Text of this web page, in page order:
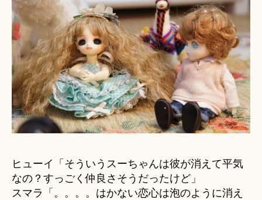
ヒューイ「そういうスーちゃんは彼が消えて平気
なの？すっごく仲良さそうだったけど」
スマラ「。。。。はかない恋心は泡のように消え